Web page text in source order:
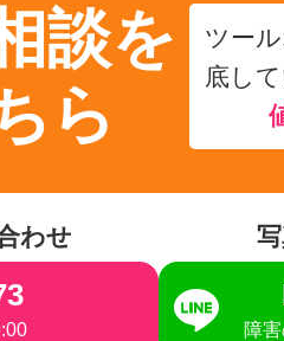
談を
ら
ツー
底し
わせ
障